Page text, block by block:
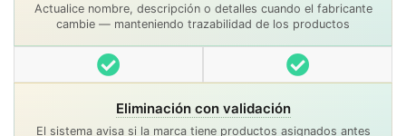
Actualice nombre, descripción o detalles cuando el fabricante
cambie — manteniendo trazabilidad de los productos
Incluido Incluido
Eliminación con validación
El sistema avisa si la marca tiene productos asignados antes